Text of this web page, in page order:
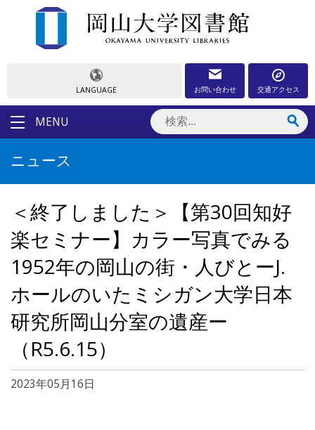
LANGUAGE お問い合わせ 交通アクセス
MENU
ニュース
＜終了しました＞【第30回知好
楽セミナー】カラー写真でみる
1952年の岡山の街・人びとーJ.
ホールのいたミシガン大学日本
研究所岡山分室の遺産ー
（R5.6.15）
2023年05月16日